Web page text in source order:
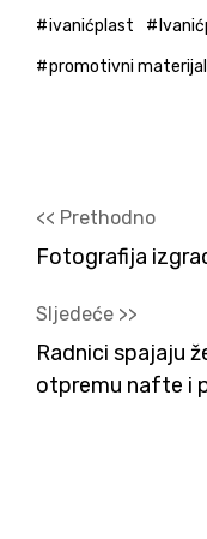
ivanićplast
promotivni materijal
<< Prethodno
Fotografija
Sljedeće >>
Radnici spajaju
otpremu nafte i